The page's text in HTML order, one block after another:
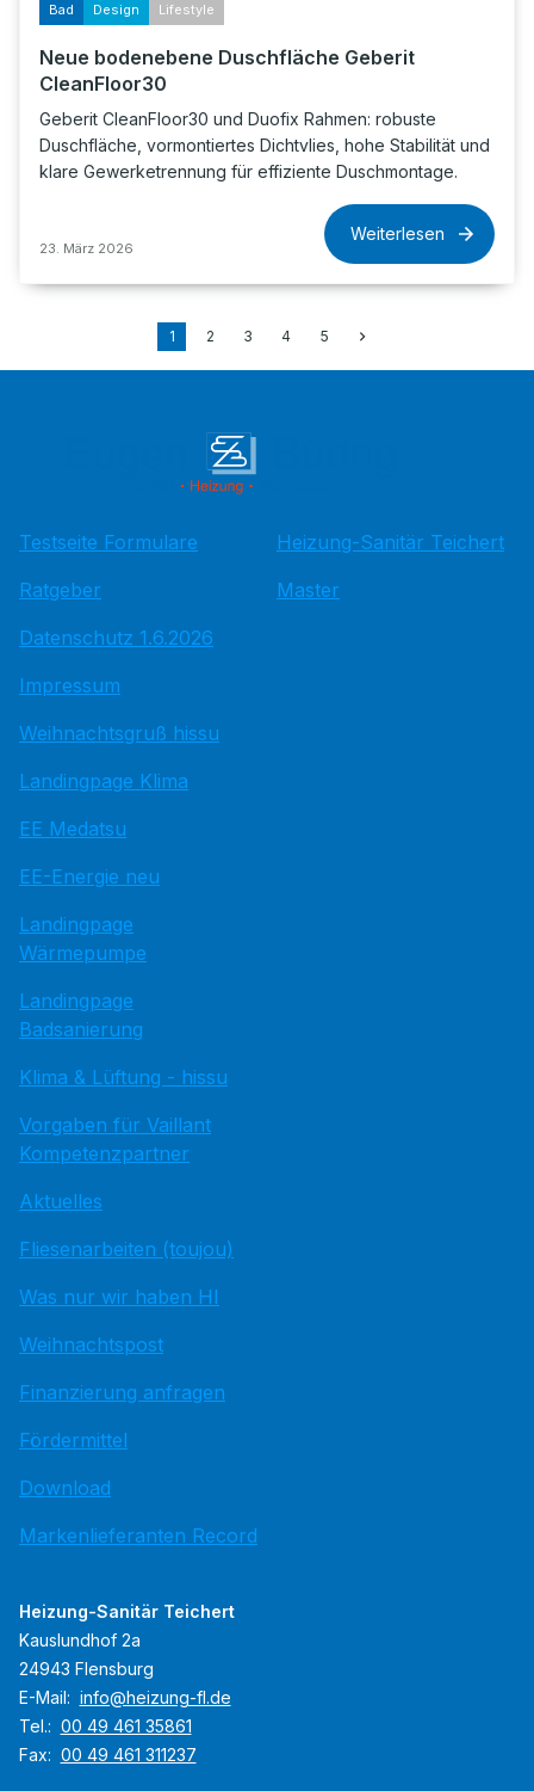
Bad Design Lifestyle
Neue bodenebene Duschfläche Geberit
CleanFloor30
Geberit CleanFloor30 und Duofix Rahmen: robuste
Duschfläche, vormontiertes Dichtvlies, hohe Stabilität und
klare Gewerketrennung für effiziente Duschmontage.
23. März 2026
Weiterlesen
1 2 3 4 5
Testseite Formulare
Ratgeber
Datenschutz 1.6.2026
Impressum
Weihnachtsgruß hissu
Landingpage Klima
EE Medatsu
EE-Energie neu
Landingpage
Wärmepumpe
Landingpage
Badsanierung
Klima & Lüftung - hissu
Vorgaben für Vaillant
Kompetenzpartner
Aktuelles
Fliesenarbeiten (toujou)
Was nur wir haben HI
Weihnachtspost
Finanzierung anfragen
Fördermittel
Download
Markenlieferanten Record
Heizung-Sanitär Teichert
Master
Heizung-Sanitär Teichert
Kauslundhof 2a
24943 Flensburg
E-Mail: info@heizung-fl.de
Tel.: 00 49 461 35861
Fax: 00 49 461 311237